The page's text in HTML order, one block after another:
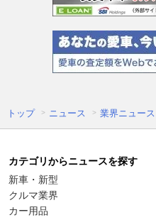
トップ ニュース 業界ニュース
カテゴリからニュースを探す
新車・新型
クルマ業界
カー用品